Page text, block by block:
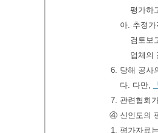
평가하
아. 추정가
검토보
업체의
6. 당해 공사
다. 다만,
7. 관련협회
④ 신인도의
1. 평가자료